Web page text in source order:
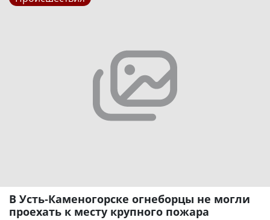
В Усть-Каменогорске огнеборцы не могли
проехать к месту крупного пожара